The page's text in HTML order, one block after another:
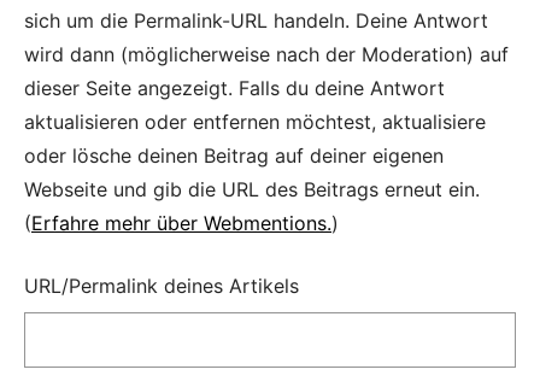
sich um die Permalink-URL handeln. Deine Antwort
wird dann (möglicherweise nach der Moderation) auf
dieser Seite angezeigt. Falls du deine Antwort
aktualisieren oder entfernen möchtest, aktualisiere
oder lösche deinen Beitrag auf deiner eigenen
Webseite und gib die URL des Beitrags erneut ein.
(Erfahre mehr über Webmentions.)
URL/Permalink deines Artikels